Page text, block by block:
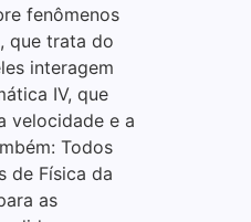
fenômenos
que trata do
interagem
IV, que
velocidade e a
Todos
de Física da
as